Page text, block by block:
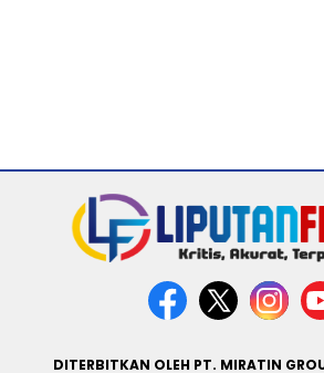
DITERBITKAN OLEH PT. MIRATIN